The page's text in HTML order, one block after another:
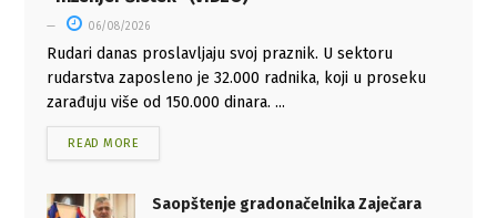
06/08/2026
Rudari danas proslavljaju svoj praznik. U sektoru
rudarstva zaposleno je 32.000 radnika, koji u proseku
zarađuju više od 150.000 dinara. ...
READ MORE
Saopštenje gradonačelnika Zaječara